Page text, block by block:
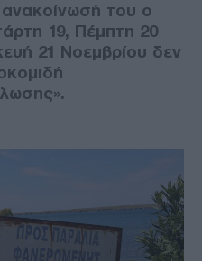
του ο
19, Πέμπτη 20
21 Νοεμβρίου δεν